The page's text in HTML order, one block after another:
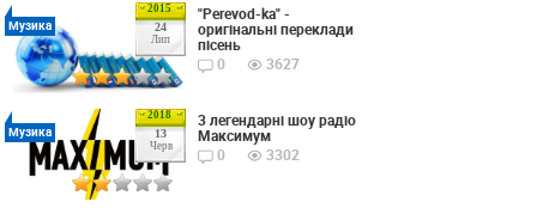
2015
24
Лип
Музика
"Perevod-ka" -
оригінальні переклади
пісень
0
3627
2018
13
Черв
Музика
3 легендарні шоу радіо
Максимум
0
3302